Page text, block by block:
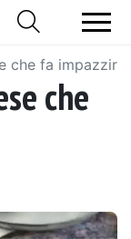
che fa impazzire
che